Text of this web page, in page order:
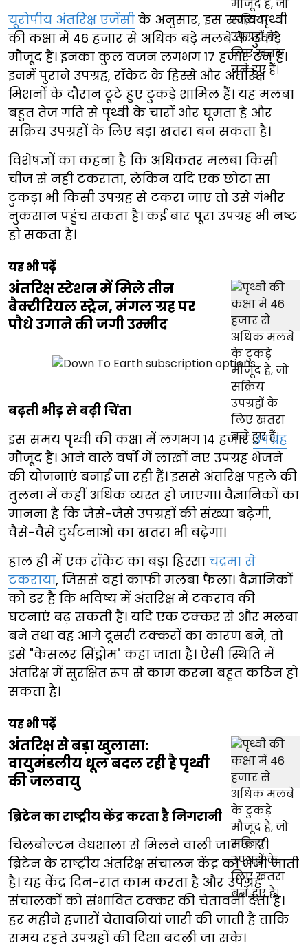
यूरोपीय अंतरिक्ष एजेंसी के अनुसार, इस समय पृथ्वी
की कक्षा में 46 हजार से अधिक बड़े मलबे के टुकड़े
मौजूद हैं। इनका कुल वजन लगभग 17 हजार टन है।
इनमें पुराने उपग्रह, रॉकेट के हिस्से और अंतरिक्ष
मिशनों के दौरान टूटे हुए टुकड़े शामिल हैं। यह मलबा
बहुत तेज गति से पृथ्वी के चारों ओर घूमता है और
सक्रिय उपग्रहों के लिए बड़ा खतरा बन सकता है।
विशेषज्ञों का कहना है कि अधिकतर मलबा किसी
चीज से नहीं टकराता, लेकिन यदि एक छोटा सा
टुकड़ा भी किसी उपग्रह से टकरा जाए तो उसे गंभीर
नुकसान पहुंच सकता है। कई बार पूरा उपग्रह भी नष्ट
हो सकता है।
यह भी पढ़ें
अंतरिक्ष स्टेशन में मिले तीन
बैक्टीरियल स्ट्रेन, मंगल ग्रह पर
पौधे उगाने की जगी उम्मीद
बढ़ती भीड़ से बढ़ी चिंता
इस समय पृथ्वी की कक्षा में लगभग 14 हजारउपग्रह
मौजूद हैं। आने वाले वर्षों में लाखों नए उपग्रह भेजने
की योजनाएं बनाई जा रही हैं। इससे अंतरिक्ष पहले की
तुलना में कहीं अधिक व्यस्त हो जाएगा। वैज्ञानिकों का
मानना है कि जैसे-जैसे उपग्रहों की संख्या बढ़ेगी,
वैसे-वैसे दुर्घटनाओं का खतरा भी बढ़ेगा।
हाल ही में एक रॉकेट का बड़ा हिस्सा चंद्रमा से
टकराया, जिससे वहां काफी मलबा फैला। वैज्ञानिकों
को डर है कि भविष्य में अंतरिक्ष में टकराव की
घटनाएं बढ़ सकती हैं। यदि एक टक्कर से और मलबा
बने तथा वह आगे दूसरी टक्करों का कारण बने, तो
इसे "केसलर सिंड्रोम" कहा जाता है। ऐसी स्थिति में
अंतरिक्ष में सुरक्षित रूप से काम करना बहुत कठिन हो
सकता है।
यह भी पढ़ें
अंतरिक्ष से बड़ा खुलासा:
वायुमंडलीय धूल बदल रही है पृथ्वी
की जलवायु
ब्रिटेन का राष्ट्रीय केंद्र करता है निगरानी
चिलबोल्टन वेधशाला से मिलने वाली जानकारी
ब्रिटेन के राष्ट्रीय अंतरिक्ष संचालन केंद्र को भेजी जाती
है। यह केंद्र दिन-रात काम करता है और उपग्रह
संचालकों को संभावित टक्कर की चेतावनी देता है।
हर महीने हजारों चेतावनियां जारी की जाती हैं ताकि
समय रहते उपग्रहों की दिशा बदली जा सके।